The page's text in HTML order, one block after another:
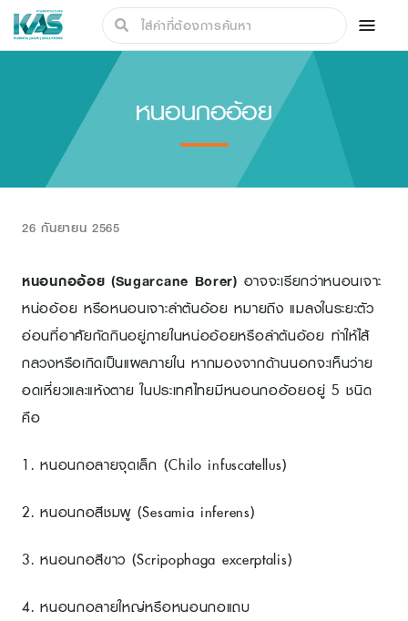
หนอนกออ้อย
26 กันยายน 2565
หนอนกออ้อย (Sugarcane Borer) อาจจะเรียกว่าหนอนเจาะ
หน่ออ้อย หรือหนอนเจาะลำต้นอ้อย หมายถึง แมลงในระยะตัว
อ่อนที่อาศัยกัดกินอยู่ภายในหน่ออ้อยหรือลำต้นอ้อย ทำให้ไส้
กลวงหรือเกิดเป็นแผลภายใน หากมองจากด้านนอกจะเห็นว่าย
อดเหี่ยวและแห้งตาย ในประเทศไทยมีหนอนกออ้อยอยู่ 5 ชนิด
คือ
1. หนอนกอลายจุดเล็ก (Chilo infuscatellus)
2. หนอนกอสีชมพู (Sesamia inferens)
3. หนอนกอสีขาว (Scripophaga excerptalis)
4. หนอนกอลายใหญ่หรือหนอนกอแถบ